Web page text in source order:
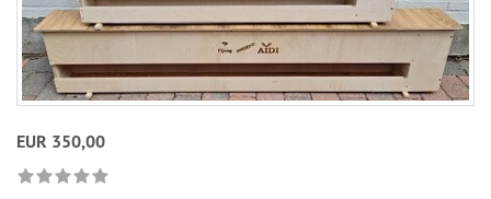
EUR 350,00